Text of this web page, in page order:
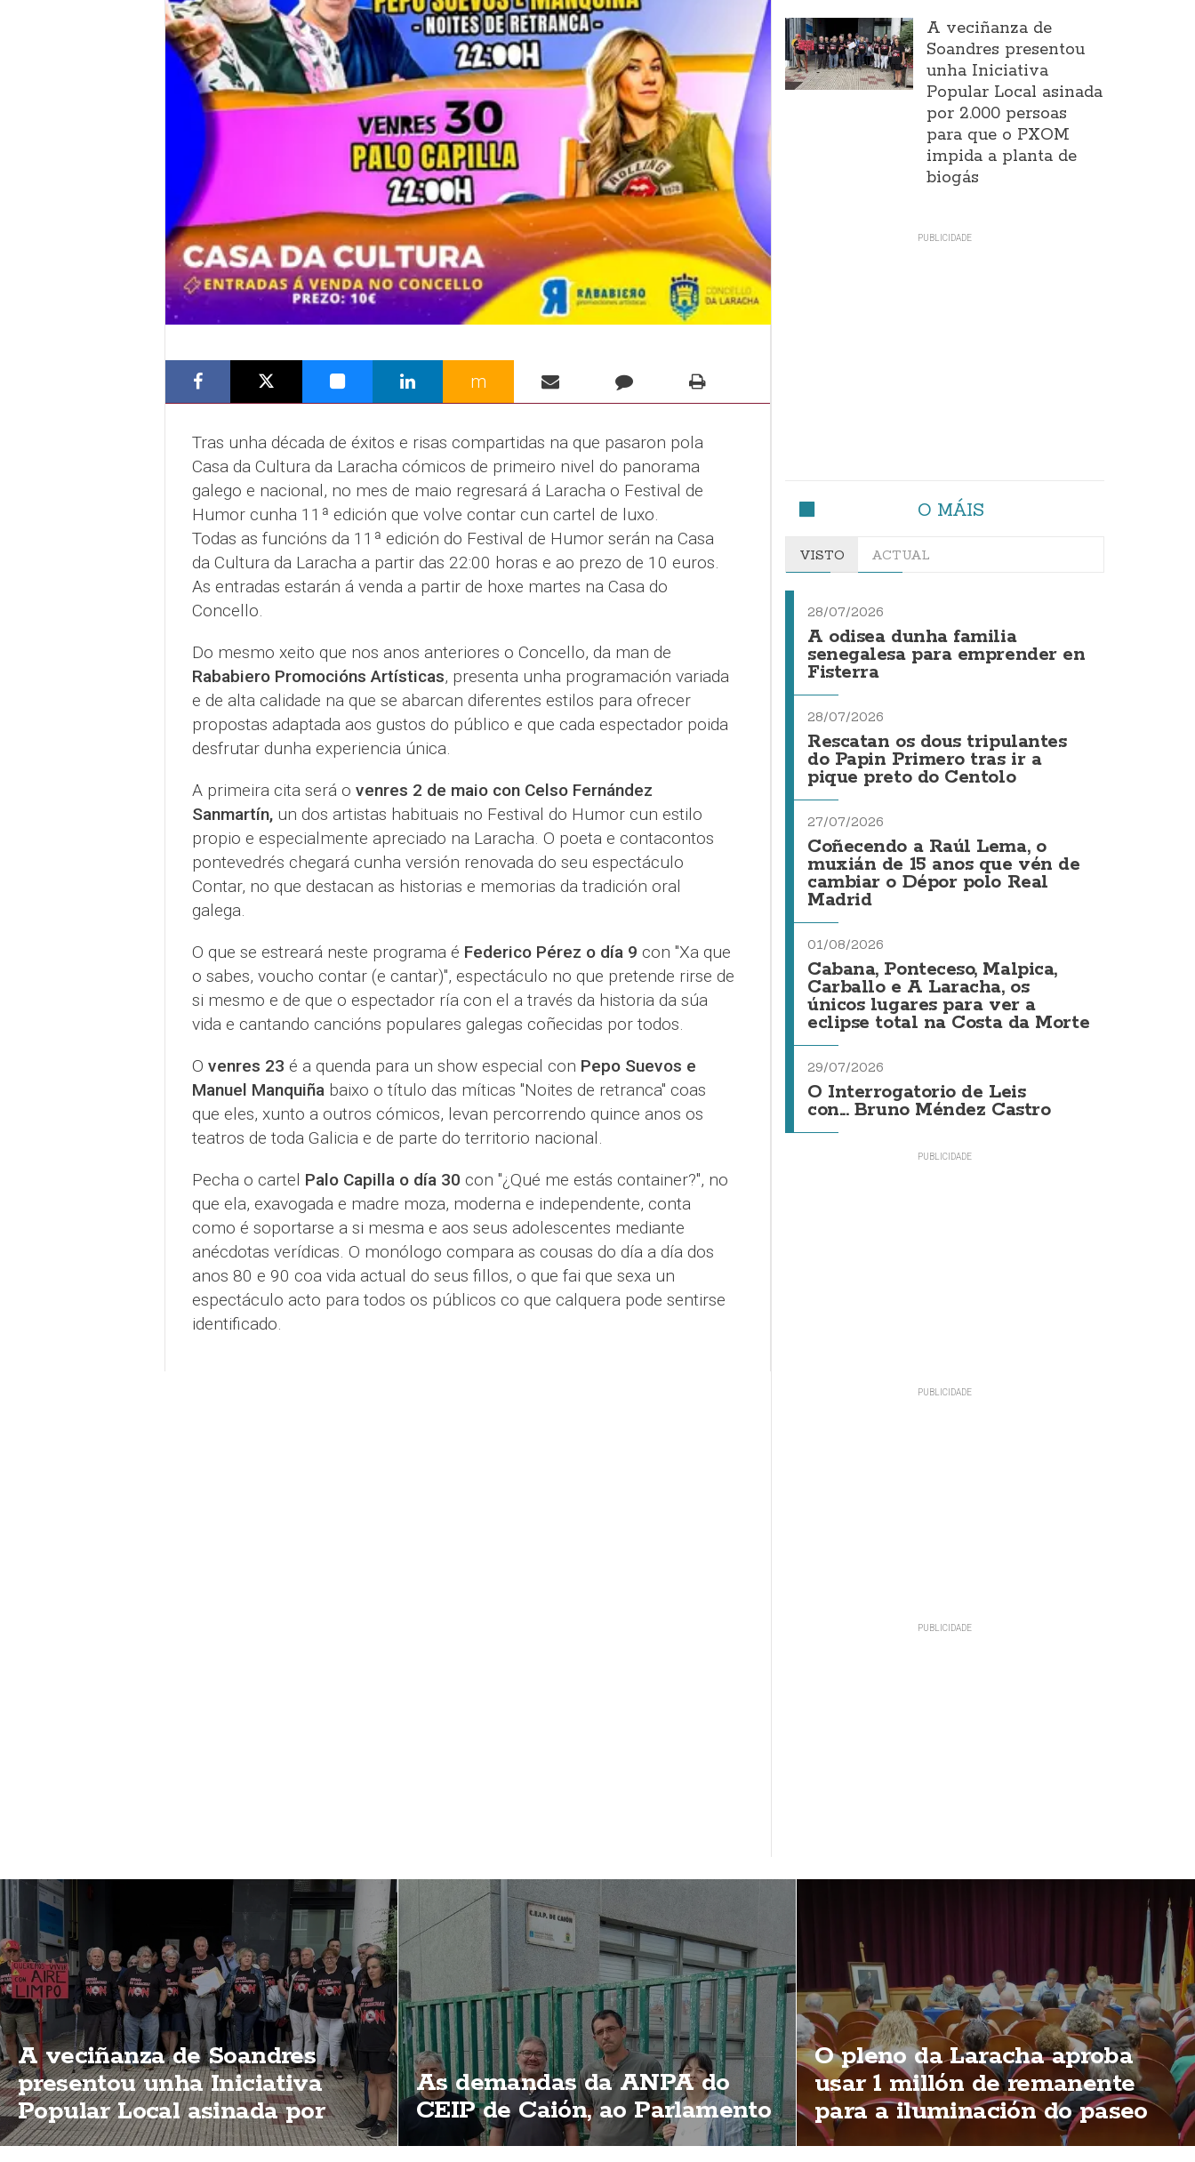
m
Tras unha década de éxitos e risas compartidas na que pasaron pola
Casa da Cultura da Laracha cómicos de primeiro nivel do panorama
galego e nacional, no mes de maio regresará á Laracha o Festival de
Humor cunha 11ª edición que volve contar cun cartel de luxo.
Todas as funcións da 11ª edición do Festival de Humor serán na Casa
da Cultura da Laracha a partir das 22:00 horas e ao prezo de 10 euros.
As entradas estarán á venda a partir de hoxe martes na Casa do
Concello.
Do mesmo xeito que nos anos anteriores o Concello, da man de
Rababiero Promocións Artísticas, presenta unha programación variada
e de alta calidade na que se abarcan diferentes estilos para ofrecer
propostas adaptada aos gustos do público e que cada espectador poida
desfrutar dunha experiencia única.
A primeira cita será o venres 2 de maio con Celso Fernández
Sanmartín,un dos artistas habituais no Festival do Humor cun estilo
propio e especialmente apreciado na Laracha. O poeta e contacontos
pontevedrés chegará cunha versión renovada do seu espectáculo
Contar, no que destacan as historias e memorias da tradición oral
galega.
O que se estreará neste programa é Federico Pérez o día 9 con "Xa que
o sabes, voucho contar (e cantar)", espectáculo no que pretende rirse de
si mesmo e de que o espectador ría con el a través da historia da súa
vida e cantando cancións populares galegas coñecidas por todos.
O venres 23 é a quenda para un show especial con Pepo Suevos e
Manuel Manquiña baixo o título das míticas "Noites de retranca" coas
que eles, xunto a outros cómicos, levan percorrendo quince anos os
teatros de toda Galicia e de parte do territorio nacional.
Pecha o cartel Palo Capilla o día 30 con "¿Qué me estás container?", no
que ela, exavogada e madre moza, moderna e independente, conta
como é soportarse a si mesma e aos seus adolescentes mediante
anécdotas verídicas. O monólogo compara as cousas do día a día dos
anos 80 e 90 coa vida actual do seus fillos, o que fai que sexa un
espectáculo acto para todos os públicos co que calquera pode sentirse
identificado.
A veciñanza de
Soandres presentou
unha Iniciativa
Popular Local asinada
por 2.000 persoas
para que o PXOM
impida a planta de
biogás
O MÁIS
VISTO ACTUAL
28/07/2026
A odisea dunha familia
senegalesa para emprender en
Fisterra
28/07/2026
Rescatan os dous tripulantes
do Papin Primero tras ir a
pique preto do Centolo
27/07/2026
Coñecendo a Raúl Lema, o
muxián de 15 anos que vén de
cambiar o Dépor polo Real
Madrid
01/08/2026
Cabana, Ponteceso, Malpica,
Carballo e A Laracha, os
únicos lugares para ver a
eclipse total na Costa da Morte
29/07/2026
O Interrogatorio de Leis
con... Bruno Méndez Castro
A veciñanza de Soandres
presentou unha Iniciativa
Popular Local asinada por
2.000 persoas para que o
As demandas da ANPA do
CEIP de Caión, ao Parlamento
O pleno da Laracha aproba
usar 1 millón de remanente
para a iluminación do paseo
marítimo de Caión e varias